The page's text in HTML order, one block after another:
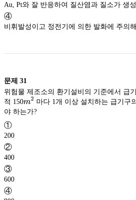
Au, Pt와 잘 반응하여 질산염과 질소가 생
④
비휘발성이고 정전기에 의한 발화에 주의
문제 31
위험물 제조소의 환기설비의 기준에서 급
적 150m^2
m2 마다 1개 이상 설치하는 급기구
①
200
②
400
③
600
④